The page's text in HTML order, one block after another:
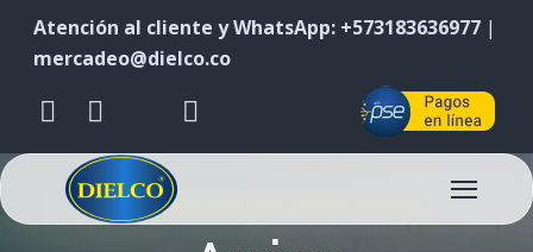
Atención al cliente y WhatsApp: +573183636977 |
mercadeo@dielco.co
ILUMINACIÓN DE EMERGENCIA